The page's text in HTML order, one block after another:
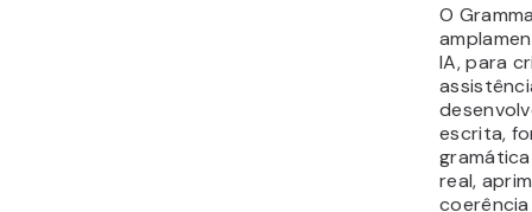
O
IA, para
escrita,
real,